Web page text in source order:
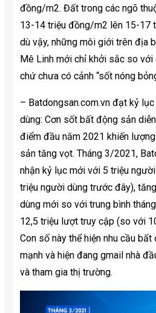
đồng/m2. Đất trong các ngõ
13-14 triệu đồng/m2 lên 15-17
dù vậy, những môi giới trên địa
Mê Linh mới chỉ khởi sắc so
chứ chưa có cảnh “sốt nóng
– Batdongsan.com.vn đạt kỷ
dùng: Cơn sốt bất động sản
điểm đầu năm 2021 khiến
sản tăng vọt. Tháng 3/2021,
nhận kỷ lục mới với 5 triệu
triệu người dùng trước đây),
dùng mới so với trung bình
12,5 triệu lượt truy cập (so với
Con số này thể hiện nhu cầu
mạnh và hiện đang gmail nhà
và tham gia thị trường.